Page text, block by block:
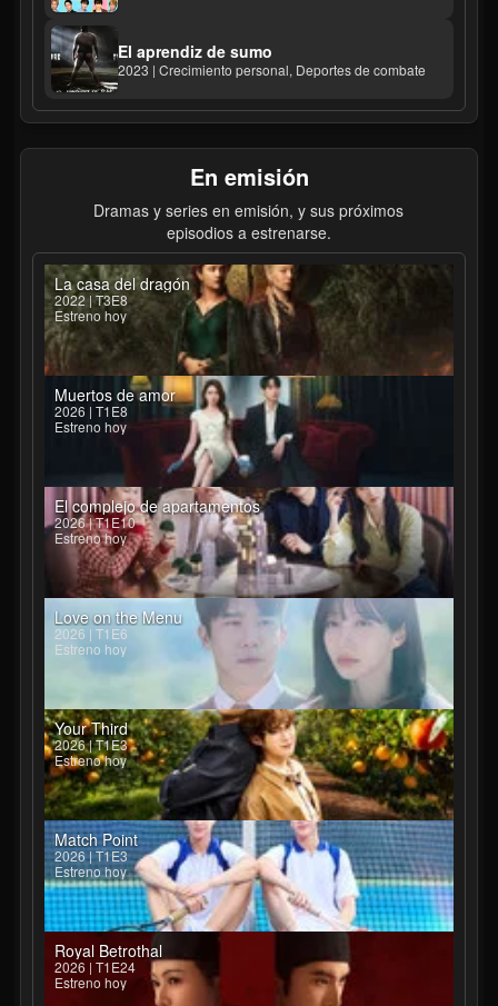
El aprendiz de sumo
2023 | Crecimiento personal, Deportes de combate
En emisión
Dramas y series en emisión, y sus próximos
episodios a estrenarse.
La casa del dragón
2022 | T3E8
Estreno hoy
Muertos de amor
2026 | T1E8
Estreno hoy
El complejo de apartamentos
2026 | T1E10
Estreno hoy
Love on the Menu
2026 | T1E6
Estreno hoy
Your Third
2026 | T1E3
Estreno hoy
Match Point
2026 | T1E3
Estreno hoy
Royal Betrothal
2026 | T1E24
Estreno hoy